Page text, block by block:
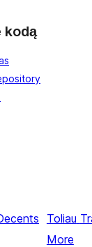
kodą
Toliau
More